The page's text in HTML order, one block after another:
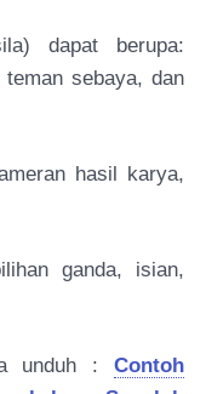
dapat berupa:
sebaya, dan
hasil karya,
ganda, isian,
unduh : Contoh